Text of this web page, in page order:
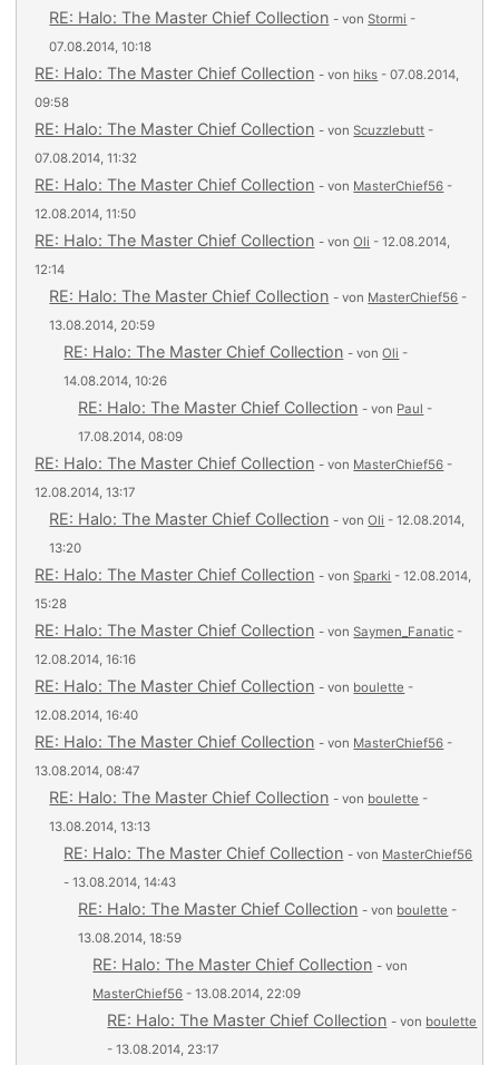
RE: Halo: The Master Chief Collection - vonStormi -
07.08.2014, 10:18
RE: Halo: The Master Chief Collection - von hiks - 07.08.2014,
09:58
RE: Halo: The Master Chief Collection - vonScuzzlebutt -
07.08.2014, 11:32
RE: Halo: The Master Chief Collection - von MasterChief56 -
12.08.2014, 11:50
RE: Halo: The Master Chief Collection - vonOli - 12.08.2014,
12:14
RE: Halo: The Master Chief Collection - von MasterChief56 -
13.08.2014, 20:59
RE: Halo: The Master Chief Collection - vonOli -
14.08.2014, 10:26
RE: Halo: The Master Chief Collection - von Paul -
17.08.2014, 08:09
RE: Halo: The Master Chief Collection - von MasterChief56 -
12.08.2014, 13:17
RE: Halo: The Master Chief Collection - vonOli - 12.08.2014,
13:20
RE: Halo: The Master Chief Collection - vonSparki - 12.08.2014,
15:28
RE: Halo: The Master Chief Collection - vonSaymen_Fanatic -
12.08.2014, 16:16
RE: Halo: The Master Chief Collection - von boulette -
12.08.2014, 16:40
RE: Halo: The Master Chief Collection - von MasterChief56 -
13.08.2014, 08:47
RE: Halo: The Master Chief Collection - von boulette -
13.08.2014, 13:13
RE: Halo: The Master Chief Collection - von MasterChief56
- 13.08.2014, 14:43
RE: Halo: The Master Chief Collection - von boulette -
13.08.2014, 18:59
RE: Halo: The Master Chief Collection - von
MasterChief56 - 13.08.2014, 22:09
RE: Halo: The Master Chief Collection - von boulette
- 13.08.2014, 23:17